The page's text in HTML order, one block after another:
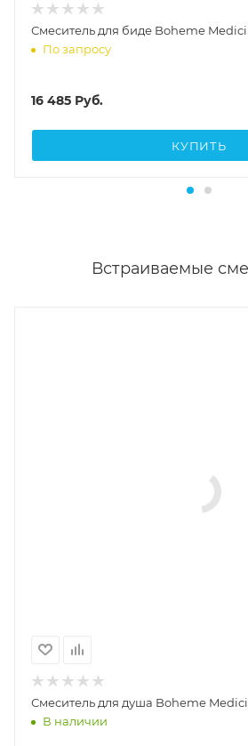
Смеситель для биде Boheme
По запросу
16 485 Руб.
КУПИТЬ
Встраиваемые
Смеситель для душа Boheme
В наличии